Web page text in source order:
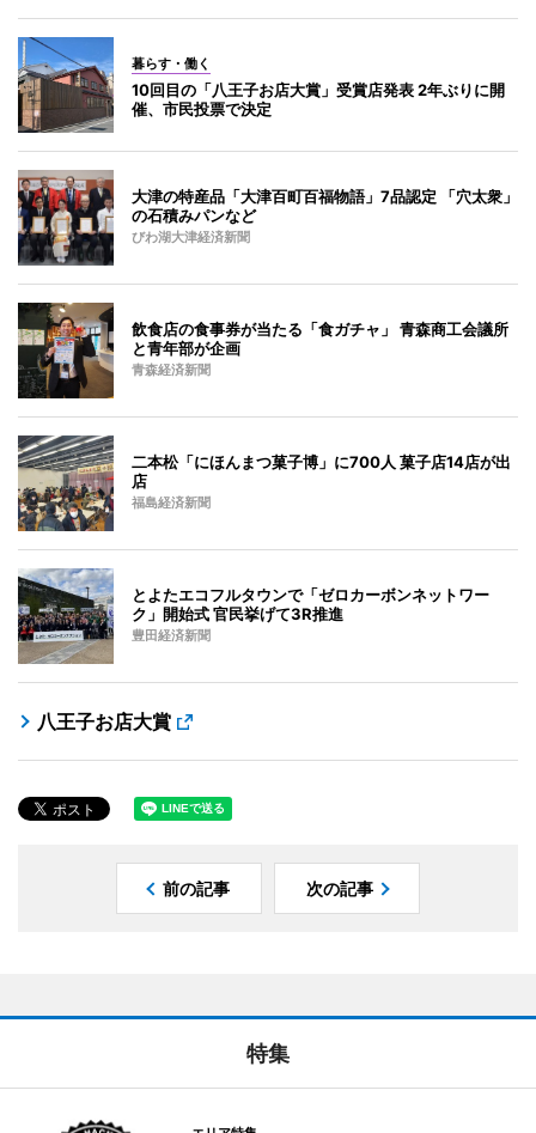
暮らす・働く
10回目の「八王子お店大賞」受賞店発表 2年ぶりに開
催、市民投票で決定
大津の特産品「大津百町百福物語」7品認定 「穴太衆」
の石積みパンなど
びわ湖大津経済新聞
飲食店の食事券が当たる「食ガチャ」 青森商工会議所
と青年部が企画
青森経済新聞
二本松「にほんまつ菓子博」に700人 菓子店14店が出
店
福島経済新聞
とよたエコフルタウンで「ゼロカーボンネットワー
ク」開始式 官民挙げて3R推進
豊田経済新聞
八王子お店大賞
前の記事 次の記事
特集